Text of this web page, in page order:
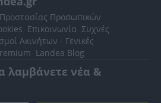
Προστασίας Προσωπικών
Επικοινωνία Συχνές
Ακινήτων - Γενικές
Landea Blog
λαμβάνετε νέα &